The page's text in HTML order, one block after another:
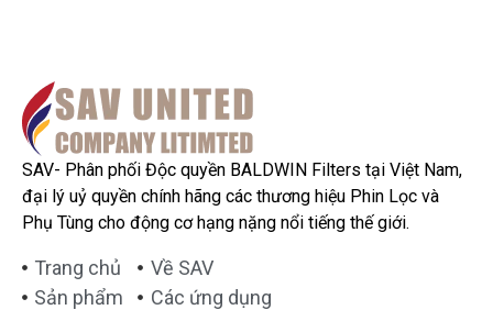
SAV- Phân phối Độc quyền BALDWIN Filters tại Việt Nam,
đại lý uỷ quyền chính hãng các thương hiệu Phin Lọc và
Phụ Tùng cho động cơ hạng nặng nổi tiếng thế giới.
Trang chủ
Sản phẩm
Về SAV
Các ứng dụng